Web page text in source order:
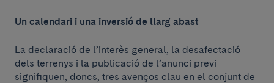
Un calendari i una inversió de llarg abast
La declaració de l’interès general, la desafectació
dels terrenys i la publicació de l’anunci previ
signifiquen, doncs, tres avenços clau en el conjunt de